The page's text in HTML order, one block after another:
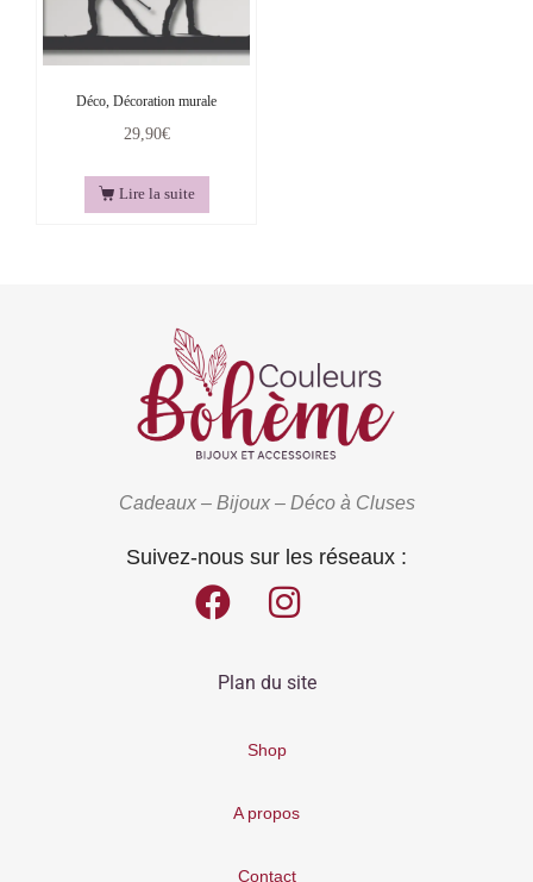
Déco, Décoration murale
29,90€
Lire la suite
Cadeaux – Bijoux – Déco à Cluses
Suivez-nous sur les réseaux :
Plan du site
Shop
A propos
Contact